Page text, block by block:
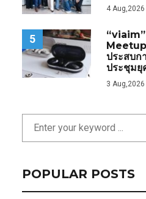
4 Aug,2026
5
ประสบก
ประชุมยุ
3 Aug,2026
POPULAR POSTS